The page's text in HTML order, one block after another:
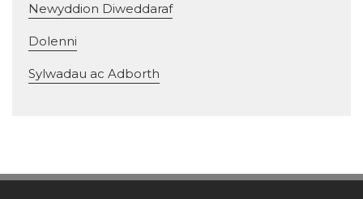
Newyddion Diweddaraf
Dolenni
Sylwadau ac Adborth